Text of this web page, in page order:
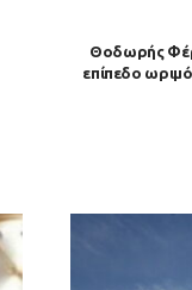
Θοδωρής
επίπεδο